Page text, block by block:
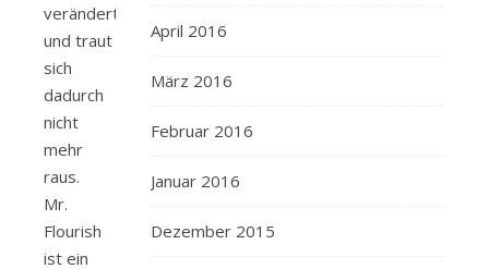
verändert
und traut
sich
dadurch
nicht
mehr
raus.
Mr.
Flourish
ist ein
April 2016
März 2016
Februar 2016
Januar 2016
Dezember 2015